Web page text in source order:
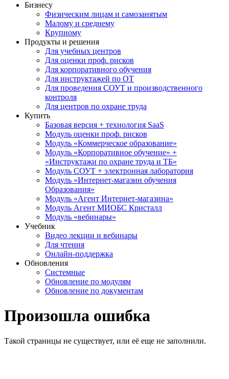
Бизнесу
Физическим лицам и самозанятым
Малому и среднему
Крупному
Продукты и решения
Для учебных центров
Для оценки проф. рисков
Для корпоративного обучения
Для инструктажей по ОТ
Для проведения СОУТ и производственного
контроля
Для центров по охране труда
Купить
Базовая версия + технология SaaS
Модуль оценки проф. рисков
Модуль «Коммерческое образование»
Модуль «Корпоративное обучение» +
«Инструктажи по охране труда и ТБ»
Модуль СОУТ + электронная лаборатория
Модуль «Интернет-магазин обучения
Образования»
Модуль «Агент Интернет-магазина»
Модуль Агент МИОБС Кристалл
Модуль «вебинары»
Учебник
Видео лекции и вебинары
Для чтения
Онлайн-поддержка
Обновления
Системные
Обновление по модулям
Обновление по документам
Произошла ошибка
Такой страницы не существует, или её еще не заполнили.